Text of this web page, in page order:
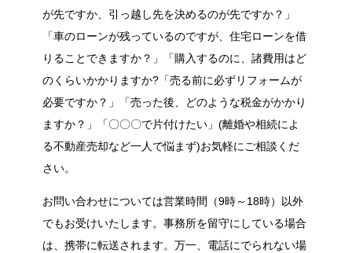
が先ですか、引っ越し先を決めるのが先ですか？」
「車のローンが残っているのですが、住宅ローンを借
りることできますか？」「購入するのに、諸費用はど
のくらいかかりますか?「売る前に必ずリフォームが
必要ですか？」「売った後、どのような税金がかかり
ますか？」「〇〇〇で片付けたい」(離婚や相続によ
る不動産売却など一人で悩まず)お気軽にご相談くだ
さい。
お問い合わせについては営業時間（9時～18時）以外
でもお受けいたします。事務所を留守にしている場合
は、携帯に転送されます。万一、電話にでられない場